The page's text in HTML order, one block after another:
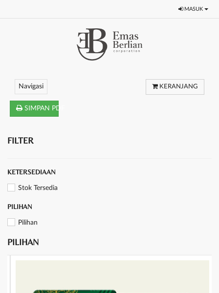
MASUK
Navigasi KERANJANG
SIMPAN PDF
FILTER
KETERSEDIAAN
Stok Tersedia
PILIHAN
Pilihan
PILIHAN